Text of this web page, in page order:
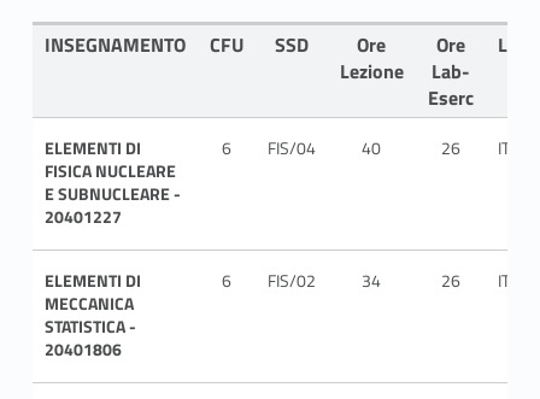
INSEGNAMENTO CFU SSD
Ore
Lezione
Ore
Lab-
Eserc
ELEMENTI DI
FISICA NUCLEARE
E SUBNUCLEARE -
20401227
6 FIS/04 40 26 ITA
ELEMENTI DI
MECCANICA
STATISTICA -
20401806
6 FIS/02 34 26 ITA